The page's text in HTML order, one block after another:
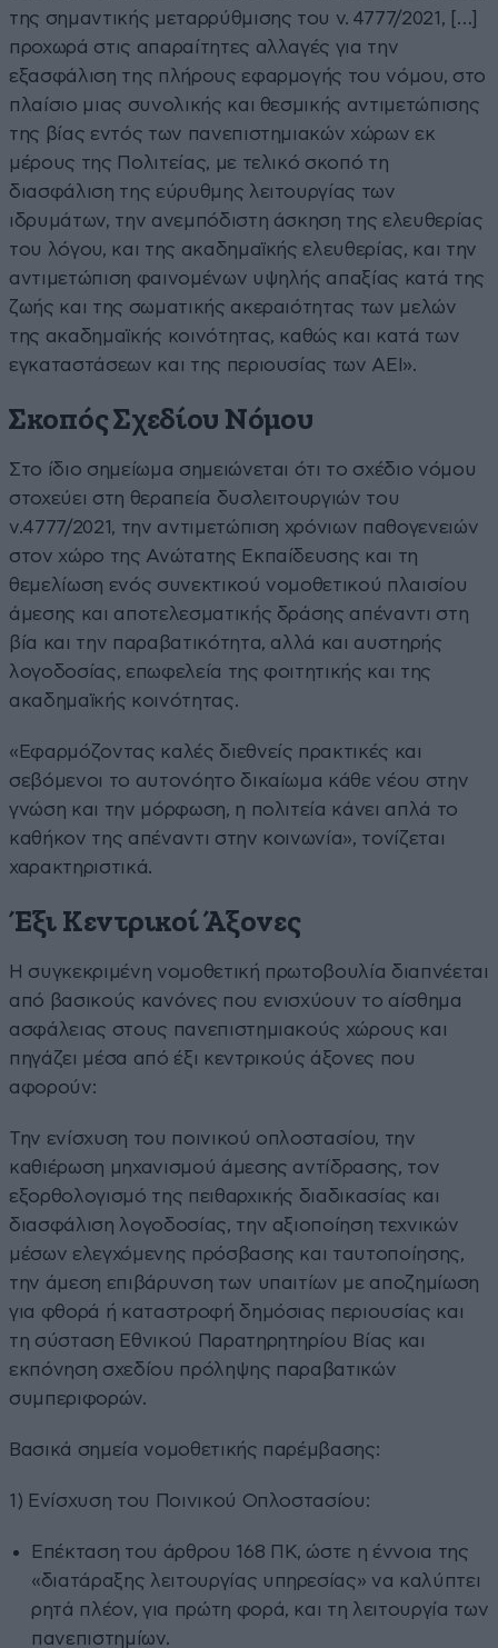
της σημαντικής μεταρρύθμισης του ν. 4777/2021, […]
προχωρά στις απαραίτητες αλλαγές για την
εξασφάλιση της πλήρους εφαρμογής του νόμου, στο
πλαίσιο μιας συνολικής και θεσμικής αντιμετώπισης
της βίας εντός των πανεπιστημιακών χώρων εκ
μέρους της Πολιτείας, με τελικό σκοπό τη
διασφάλιση της εύρυθμης λειτουργίας των
ιδρυμάτων, την ανεμπόδιστη άσκηση της ελευθερίας
του λόγου, και της ακαδημαϊκής ελευθερίας, και την
αντιμετώπιση φαινομένων υψηλής απαξίας κατά της
ζωής και της σωματικής ακεραιότητας των μελών
της ακαδημαϊκής κοινότητας, καθώς και κατά των
εγκαταστάσεων και της περιουσίας των ΑΕΙ».
Σκοπός Σχεδίου Νόμου
Στο ίδιο σημείωμα σημειώνεται ότι το σχέδιο νόμου
στοχεύει στη θεραπεία δυσλειτουργιών του
ν.4777/2021, την αντιμετώπιση χρόνιων παθογενειών
στον χώρο της Ανώτατης Εκπαίδευσης και τη
θεμελίωση ενός συνεκτικού νομοθετικού πλαισίου
άμεσης και αποτελεσματικής δράσης απέναντι στη
βία και την παραβατικότητα, αλλά και αυστηρής
λογοδοσίας, επωφελεία της φοιτητικής και της
ακαδημαϊκής κοινότητας.
«Εφαρμόζοντας καλές διεθνείς πρακτικές και
σεβόμενοι το αυτονόητο δικαίωμα κάθε νέου στην
γνώση και την μόρφωση, η πολιτεία κάνει απλά το
καθήκον της απέναντι στην κοινωνία», τονίζεται
χαρακτηριστικά.
Έξι Κεντρικοί Άξονες
Η συγκεκριμένη νομοθετική πρωτοβουλία διαπνέεται
από βασικούς κανόνες που ενισχύουν το αίσθημα
ασφάλειας στους πανεπιστημιακούς χώρους και
πηγάζει μέσα από έξι κεντρικούς άξονες που
αφορούν:
Την ενίσχυση του ποινικού οπλοστασίου, την
καθιέρωση μηχανισμού άμεσης αντίδρασης, τον
εξορθολογισμό της πειθαρχικής διαδικασίας και
διασφάλιση λογοδοσίας, την αξιοποίηση τεχνικών
μέσων ελεγχόμενης πρόσβασης και ταυτοποίησης,
την άμεση επιβάρυνση των υπαιτίων με αποζημίωση
για φθορά ή καταστροφή δημόσιας περιουσίας και
τη σύσταση Εθνικού Παρατηρητηρίου Βίας και
εκπόνηση σχεδίου πρόληψης παραβατικών
συμπεριφορών.
Βασικά σημεία νομοθετικής παρέμβασης:
1) Ενίσχυση του Ποινικού Οπλοστασίου:
Επέκταση του άρθρου 168 ΠΚ, ώστε η έννοια της
«διατάραξης λειτουργίας υπηρεσίας» να καλύπτει
ρητά πλέον, για πρώτη φορά, και τη λειτουργία των
πανεπιστημίων.